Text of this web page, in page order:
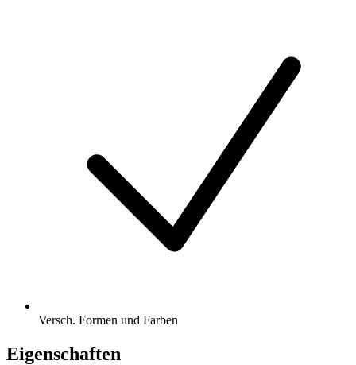
Versch. Formen und Farben
Eigenschaften